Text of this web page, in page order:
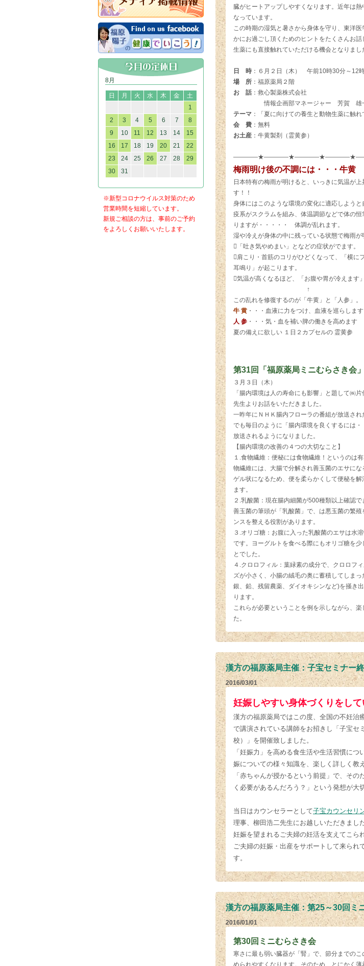
臓がヒートアップしやすくなります。近年は
なっています。
この時期の湿気と暑さから身体を守り、東洋
かにお過ごし頂くためのヒントをたくさんお
生薬にも直接触れていただける機会となりまし
日 時 ：６月２日（木） 午前10時30分～12
場 所 ：福原薬局２階
お 話 ：救心製薬株式会社
情報企画部マネージャー 芳賀 雄
テーマ ：「夏に向けての養生と動物生薬に触れ
会 費 ：無料
お土産 ：牛黄製剤（霊黄参）
梅雨明け後の不調には・・・牛黄
日本特有の梅雨が明けると、いっきに気温が上
す！！
身体にはこのような環境の変化に適応しよう
疫系がスクラムを組み、体温調節などで体の
りますが・・・・・ 体調が乱れます。
湿や冷えが身体の中に残っている状態で梅雨が
「吐き気やめまい」となどの症状がでます。
肩こり・首筋のコリがひどくなって、「横に
耳鳴り」が起こります。
気温が高くなるほど、「お腹や胃が冷えます」
↑
この乱れを修復するのが「牛黄」と「人参」。
牛 黄 ・・・血液に力をつけ、血液を巡らします
人 参 ・・・気・血を補い脾の働きを高めます
夏の備えに欲しい １日２カプセルの 霊黄参
第31回「福原薬局ミニむらさき会」
３月３日（木）
「腸内環境は人の寿命にも影響」と題して㈱
先生よりお話をいただきました。
一昨年にＮＨＫ腸内フローラの番組が放送さ
でも毎日のように「腸内環境を良くするには・
放送されるようになりました。
【腸内環境の改善の４つの大切なこと】
１.食物繊維：便秘には食物繊維！というのは
物繊維には、大腸で分解され善玉菌のエサに
ゲル状になるため、便を柔らかくして便秘を解
ます。
２.乳酸菌：現在腸内細菌が500種類以上確認で
善玉菌の筆頭が「乳酸菌」で、は悪玉菌の繁殖
ンスを整える役割があります。
３.オリゴ糖：お腹に入った乳酸菌のエサは水
です。ヨーグルトを食べる際にもオリゴ糖を少
とでした。
４.クロロフィル：葉緑素の成分で、クロロフ
ズが小さく、小腸の絨毛の奥に蓄積してしま
銀、鉛、残留農薬、ダイオキシンなど)を掻き
ります。
これらが必要ということを例を示しながら、楽
た。
漢方の福原薬局主催：子宝セミナー
2016/03/01
妊娠しやすい身体づくりをし
漢方の福原薬局ではこの度、全国の不妊治
で講演されている講師をお招きし「子宝セ
校）」を開催致しました。
「妊娠力」を高める食生活や生活習慣につ
娠についての様々知識を、楽しく詳しく教
「赤ちゃんが授かるという前提」で、その
く必要があるんだろう？」という発想が大
当日はカウンセラーとして子宝カウンセリ
理事、柳田浩二先生にお越しいただきまし
妊娠を望まれるご夫婦の妊活を支えてこら
ご夫婦の妊娠・出産をサポートして来られ
す。
漢方の福原薬局主催：第25～30回ミ
2016/01/01
第30回ミニむらさき会
寒さに最も弱い臓器が「腎」で、節分までの
められやすくなります。そのため、とにかく
8月
日 月 火 水 木 金
土
1
2
3 4 5 6 7
8
9
10 11 12 13 14
15
16
17 18 19 20 21
22
23
24 25 26 27 28
29
30
31
※新型コロナウイルス対策のため
営業時間を短縮しています。
新規ご相談の方は、事前のご予約
をよろしくお願いいたします。